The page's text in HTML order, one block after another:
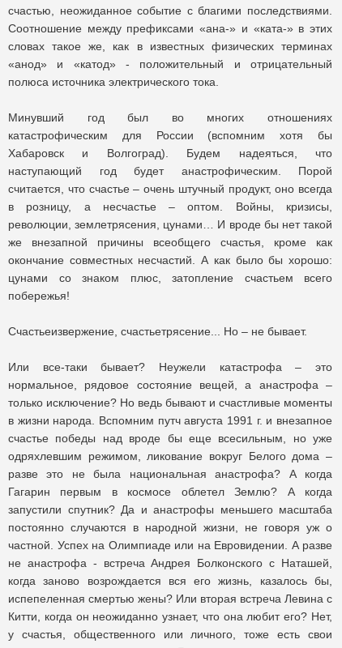
счастью, неожиданное событие с благими последствиями.
Соотношение между префиксами «ана-» и «ката-» в этих
словах такое же, как в известных физических терминах
«анод» и «катод» - положительный и отрицательный
полюса источника электрического тока.
Минувший год был во многих отношениях
катастрофическим для России (вспомним хотя бы
Хабаровск и Волгоград). Будем надеяться, что
наступающий год будет анастрофическим. Порой
считается, что счастье – очень штучный продукт, оно всегда
в розницу, а несчастье – оптом. Войны, кризисы,
революции, землетрясения, цунами… И вроде бы нет такой
же внезапной причины всеобщего счастья, кроме как
окончание совместных несчастий. А как было бы хорошо:
цунами со знаком плюс, затопление счастьем всего
побережья!
Счастьеизвержение, счастьетрясение... Но – не бывает.
Или все-таки бывает? Неужели катастрофа – это
нормальное, рядовое состояние вещей, а анастрофа –
только исключение? Но ведь бывают и счастливые моменты
в жизни народа. Вспомним путч августа 1991 г. и внезапное
счастье победы над вроде бы еще всесильным, но уже
одряхлевшим режимом, ликование вокруг Белого дома –
разве это не была национальная анастрофа? А когда
Гагарин первым в космосе облетел Землю? А когда
запустили спутник? Да и анастрофы меньшего масштаба
постоянно случаются в народной жизни, не говоря уж о
частной. Успех на Олимпиаде или на Евровидении. А разве
не анастрофа - встреча Андрея Болконского с Наташей,
когда заново возрождается вся его жизнь, казалось бы,
испепеленная смертью жены? Или вторая встреча Левина с
Китти, когда он неожиданно узнает, что она любит его? Нет,
у счастья, общественного или личного, тоже есть свои